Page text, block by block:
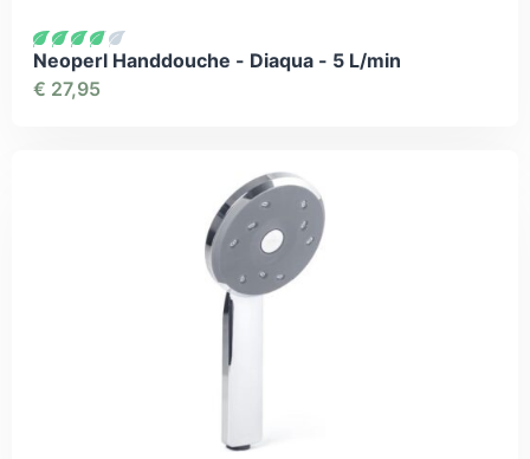
Neoperl Handdouche - Diaqua - 5 L/min
€ 27,95